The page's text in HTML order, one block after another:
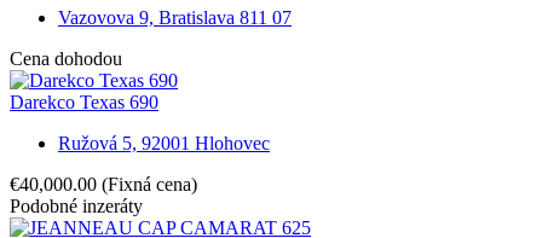
Vazovova 9, Bratislava 811 07
Cena dohodou
Darekco Texas 690
Ružová 5, 92001 Hlohovec
€40,000.00 (Fixná cena)
Podobné inzeráty